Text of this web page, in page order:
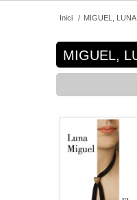
Inici / MIGUEL, LUNA
MIGUEL,